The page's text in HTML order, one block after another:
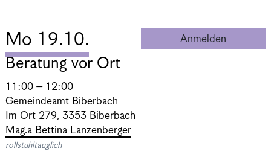
Mo 19.10. Anmelden
Beratung vor Ort
11:00 – 12:00
Gemeindeamt Biberbach
Im Ort 279, 3353 Biberbach
Mag.a Bettina Lanzenberger
rollstuhltauglich